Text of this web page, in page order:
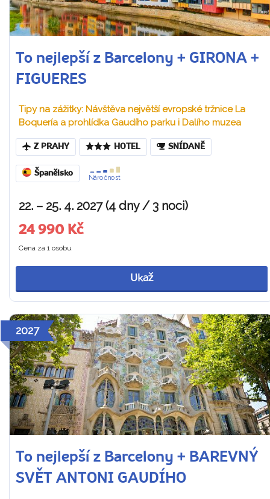
To nejlepší z Barcelony + GIRONA +
FIGUERES
Tipy na zážitky: Návštěva největší evropské tržnice La
Boquería a prohlídka Gaudího parku i Dalího muzea
Z PRAHY HOTEL SNÍDANĚ
Španělsko
Náročnost
22. – 25. 4. 2027 (4 dny / 3 noci)
24 990 Kč
Cena za 1 osobu
Ukaž
2027
To nejlepší z Barcelony + BAREVNÝ
SVĚT ANTONI GAUDÍHO